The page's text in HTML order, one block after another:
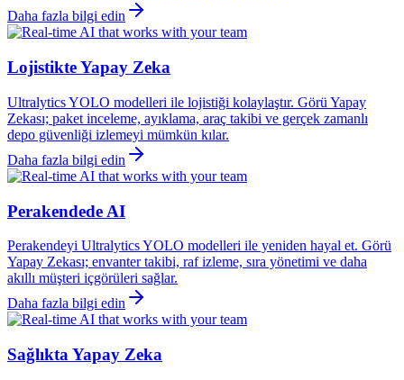
Daha fazla bilgi edin
Lojistikte Yapay Zeka
Ultralytics YOLO modelleri ile lojistiği kolaylaştır. Görü Yapay
Zekası; paket inceleme, ayıklama, araç takibi ve gerçek zamanlı
depo güvenliği izlemeyi mümkün kılar.
Daha fazla bilgi edin
Perakendede AI
Perakendeyi Ultralytics YOLO modelleri ile yeniden hayal et. Görü
Yapay Zekası; envanter takibi, raf izleme, sıra yönetimi ve daha
akıllı müşteri içgörüleri sağlar.
Daha fazla bilgi edin
Sağlıkta Yapay Zeka